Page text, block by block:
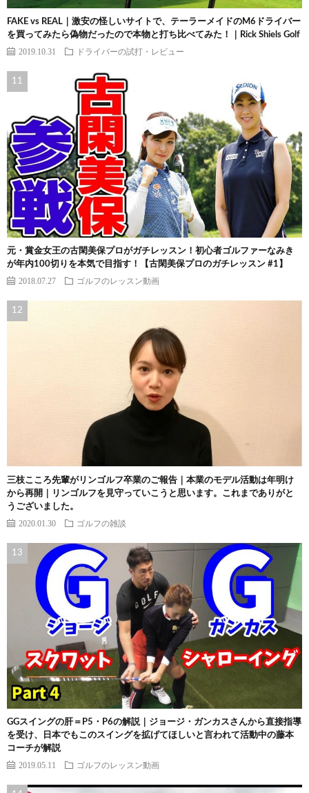
FAKE vs REAL｜激安の怪しいサイトで、テーラーメイドのM6ドライバー
を買ってみたら偽物だったので本物と打ち比べてみた！｜Rick Shiels Golf
2019.10.31 ドライバーの試打・レビュー
元・賞金女王の古閑美保プロがガチレッスン！初心者ゴルファーなみき
が年内100切りを本気で目指す！【古閑美保プロのガチレッスン #1】
2018.07.27 ゴルフのレッスン動画
三枝こころ先輩がリンゴルフ卒業のご報告｜本業のモデル活動は年明け
から再開｜リンゴルフを見守っていこうと思います。これまでありがと
うございました。
2020.01.30 ゴルフの雑談
GGスイングの肝＝P5・P6の解説｜ジョージ・ガンカスさんから直接指導
を受け、日本でもこのスイングを拡げてほしいと言われて活動中の藤本
コーチが解説
2019.05.11 ゴルフのレッスン動画